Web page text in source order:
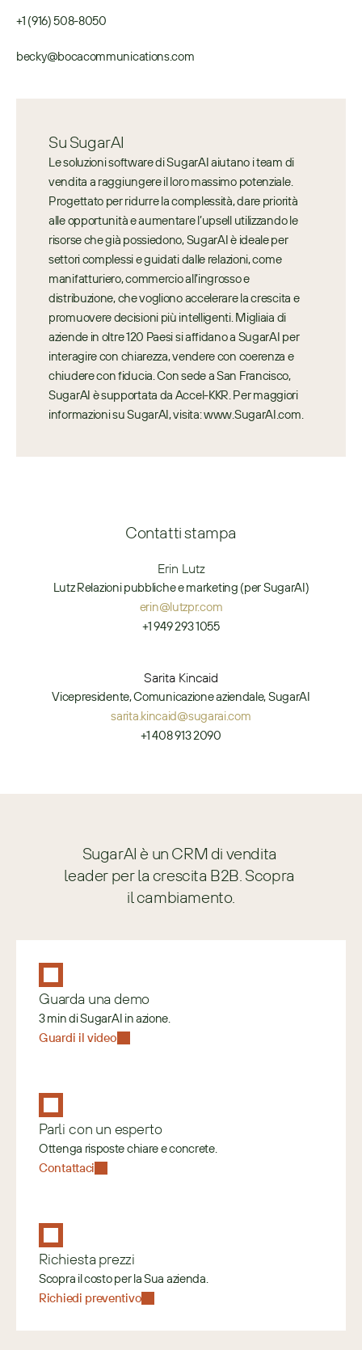
+1 (916) 508-8050
becky@bocacommunications.com
Su SugarAI
Le soluzioni software di SugarAI aiutano i team di
vendita a raggiungere il loro massimo potenziale.
Progettato per ridurre la complessità, dare priorità
alle opportunità e aumentare l’upsell utilizzando le
risorse che già possiedono, SugarAI è ideale per
settori complessi e guidati dalle relazioni, come
manifatturiero, commercio all’ingrosso e
distribuzione, che vogliono accelerare la crescita e
promuovere decisioni più intelligenti. Migliaia di
aziende in oltre 120 Paesi si affidano a SugarAI per
interagire con chiarezza, vendere con coerenza e
chiudere con fiducia. Con sede a San Francisco,
SugarAI è supportata da Accel-KKR. Per maggiori
informazioni su SugarAI, visita: www.SugarAI.com.
Contatti stampa
Erin Lutz
Lutz Relazioni pubbliche e marketing (per SugarAI)
erin@lutzpr.com
+1 949 293 1055
Sarita Kincaid
Vicepresidente, Comunicazione aziendale, SugarAI
sarita.kincaid@sugarai.com
+1 408 913 2090
SugarAI è un CRM di vendita
leader per la crescita B2B. Scopra
il cambiamento.
Guarda una demo
3 min di SugarAI in azione.
Guardi il video
Parli con un esperto
Ottenga risposte chiare e concrete.
Contattaci
Richiesta prezzi
Scopra il costo per la Sua azienda.
Richiedi preventivo